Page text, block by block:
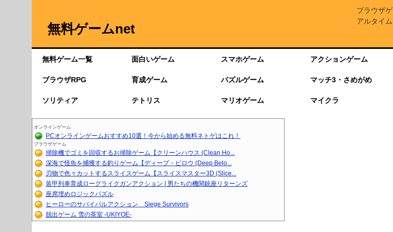
無料ゲームnet
ブラウザ
アルタイ
無料ゲーム一覧 面白いゲーム スマホゲーム アクションゲーム
ブラウザRPG 育成ゲーム パズルゲーム マッチ3・さめがめ
ソリティア テトリス マリオゲーム マイクラ
オンラインゲーム
PCオンラインゲームおすすめ10選！今から始める無料ネトゲはこれ！
ブラウザゲーム
掃除機でゴミを回収するお掃除ゲーム【クリーンハウス (Clean Ho...
深海で怪魚を捕獲する釣りゲーム【ディープ・ビロウ (Deep Belo...
刃物で色々カットするスライスゲーム【スライスマスター3D (Slice...
装甲列車育成ローグライクガンアクション | 男たちの機関銃座リターンズ
座席埋めロジックパズル
ヒーローのサバイバルアクション Siege Survivors
脱出ゲーム 雪の茶室 -UKIYOE-